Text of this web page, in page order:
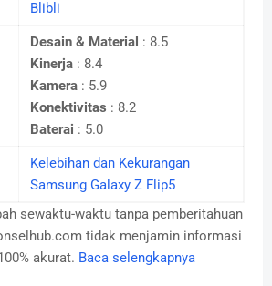
Blibli
Desain & Material : 8.5
Kinerja : 8.4
Kamera : 5.9
Konektivitas : 8.2
Baterai : 5.0
Kelebihan dan Kekurangan
Samsung Galaxy Z Flip5
sewaktu-waktu tanpa pemberitahuan
tidak menjamin informasi
akurat. Baca selengkapnya